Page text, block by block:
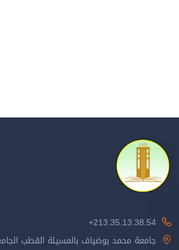
213.35.13.38.54+
جامعة محمد بوضياف بالمسيلة القطب